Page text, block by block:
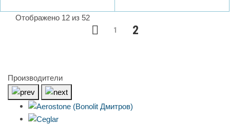
Отображено 12 из 52
1 2
Производители